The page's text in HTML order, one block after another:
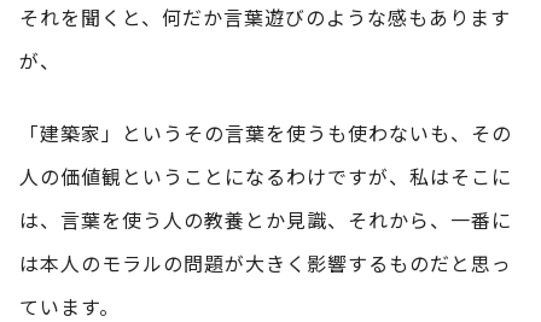
それを聞くと、何だか言葉遊びのような感もあります
が、
「建築家」というその言葉を使うも使わないも、その
人の価値観ということになるわけですが、私はそこに
は、言葉を使う人の教養とか見識、それから、一番に
は本人のモラルの問題が大きく影響するものだと思っ
ています。